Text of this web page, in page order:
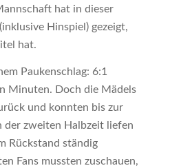
hat in dieser
Hinspiel) gezeigt,
hat.
Paukenschlag: 6:1
Minuten. Doch die Mädels
und konnten bis zur
der zweiten Halbzeit liefen
Rückstand ständig
Fans mussten zuschauen,